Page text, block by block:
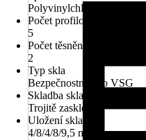
Polyvinylchlorid (PVC)
Počet profilových komor
5
Počet těsnění
2
Typ skla
Bezpečnostní sklo VSG
Skladba skla
Trojitě zasklené
Uložení skla
4/8/4/8/9,5 mm